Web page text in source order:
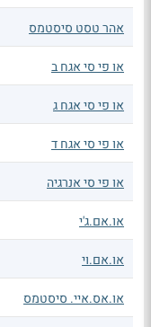
אהר טסט סיסטמס
או פי סי אגח ב
או פי סי אגח ג
או פי סי אגח ד
או פי סי אנרגיה
או.אם.ג'י
או.אם.וי
או.אס.איי. סיסטמס